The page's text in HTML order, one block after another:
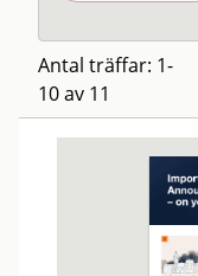
Antal träffar: 1-
10 av 11